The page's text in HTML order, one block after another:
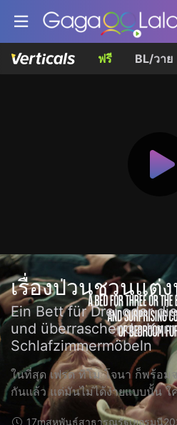
ฟรี BL/วาย
เรื่องป่วนชวนแต่
Ein Bett für Drei oder
und überraschende
Schlafzimmermöbeln
ในที่สุด เฟรด ทิโม โจนา ก็พร้อม
กันแล้ว แต่มันไม่ได้ง่ายแบบนั้น ใ
17mสหพันธ์สาธารณรัฐเยอรมนี